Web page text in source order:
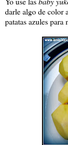
darle algo de color
patatas azules para